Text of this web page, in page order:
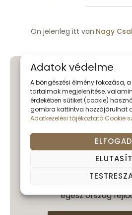
Adatok védelme
A böngészési élmény fokozása,
tartalmak megjelenítése,
érdekében sütiket (cookie)
gombra kattintva hozzájárulhat
Adatkezelési tájékoztató Cookie
Ön jelenleg itt van:Nagy
Pár
Köszönöm, hogy
látogatásával.
tevékenységem iránt.
igyekszem átfogó
pályafutásomról, jelenlegi
azokról a célokról,
egész ország